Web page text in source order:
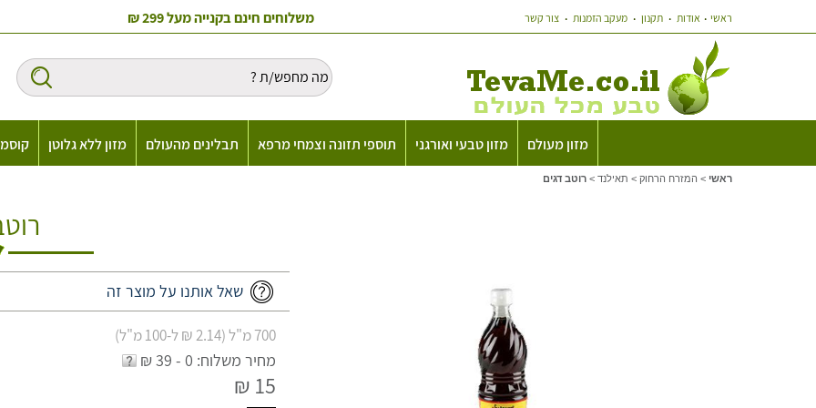
ראשי אודות תקנון מעקב הזמנות צור קשר משלוחים חינם בקנייה מעל 299 ₪
מזון מעולם מזון טבעי ואורגני תוספי תזונה וצמחי מרפא תבלינים מהעולם מזון ללא גלוטן
ראשי > המזרח הרחוק > תאילנד > רוטב דגים
שאל אותנו על מוצר זה
700 מ"ל (2.14 ₪ ל-100 מ"ל)
מחיר משלוח: 0 - 39 ₪
15 ₪